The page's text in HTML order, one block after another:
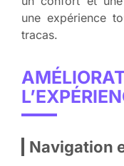
une expérience
tracas.
Navigation